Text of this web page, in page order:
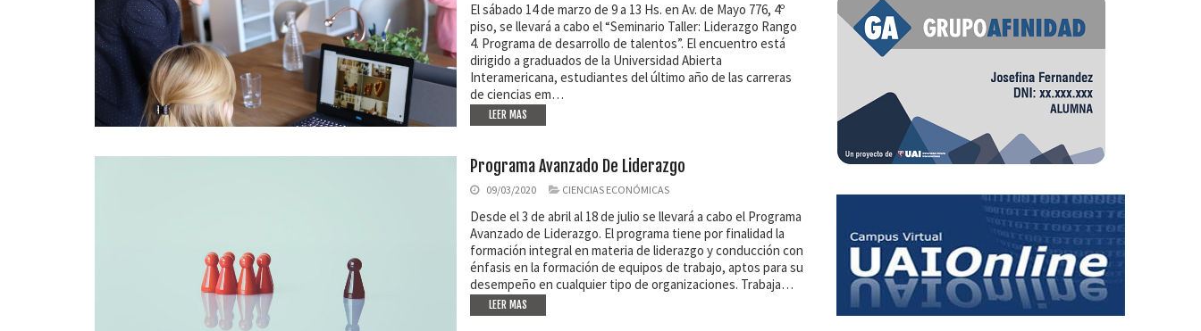
El sábado 14 de marzo de 9 a 13 Hs. en Av. de Mayo 776, 4º
piso, se llevará a cabo el “Seminario Taller: Liderazgo Rango
4. Programa de desarrollo de talentos”. El encuentro está
dirigido a graduados de la Universidad Abierta
Interamericana, estudiantes del último año de las carreras
de ciencias em…
LEER MAS
Programa Avanzado De Liderazgo
09/03/2020 CIENCIAS ECONÓMICAS
Desde el 3 de abril al 18 de julio se llevará a cabo el Programa
Avanzado de Liderazgo. El programa tiene por finalidad la
formación integral en materia de liderazgo y conducción con
énfasis en la formación de equipos de trabajo, aptos para su
desempeño en cualquier tipo de organizaciones. Trabaja…
LEER MAS